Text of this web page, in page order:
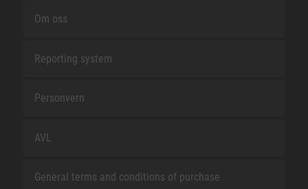
Om oss
Reporting system
Personvern
AVL
General terms and conditions of purchase